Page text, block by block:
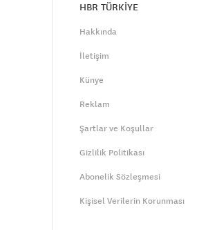
HBR TÜRKİYE
Hakkında
İletişim
Künye
Reklam
Şartlar ve Koşullar
Gizlilik Politikası
Abonelik Sözleşmesi
Kişisel Verilerin Korunması